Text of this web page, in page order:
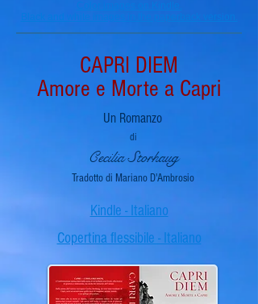
Black and white images in the paperback version.
CAPRI DIEM
Amore e Morte a Capri
Un Romanzo
di
Cecilia Storhaug
Tradotto di Mariano D'Ambrosio
Kindle - Italiano
Copertina flessibile - Italiano